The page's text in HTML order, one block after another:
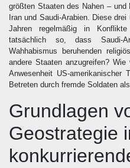
größten Staaten des Nahen –
Iran und Saudi-Arabien. Diese
Jahren regelmäßig in
tatsächlich so, dass Saudi-
Wahhabismus beruhenden
andere Staaten anzugreifen?
Anwesenheit US-
Betreten durch fremde Soldaten
Grundlagen
Geostrategie